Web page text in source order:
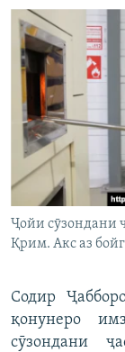
Ҷойи сӯзондани
Қрим. Акс аз
Содир
қонунеро
сӯзондани